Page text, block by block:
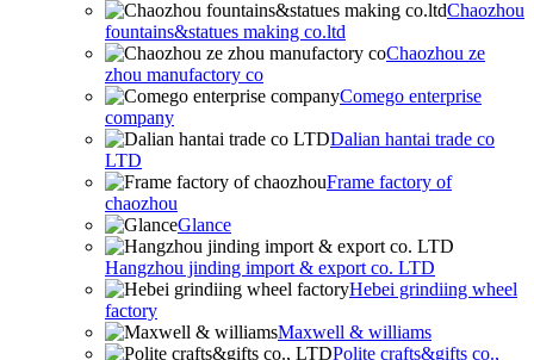
Chaozhou
fountains&statues making co.ltd
Chaozhou ze
zhou manufactory co
Comego enterprise
company
Dalian hantai trade co
LTD
Frame factory of
chaozhou
Glance
Hangzhou jinding import & export co. LTD
Hebei grindiing wheel
factory
Maxwell & williams
Polite crafts&gifts co.,